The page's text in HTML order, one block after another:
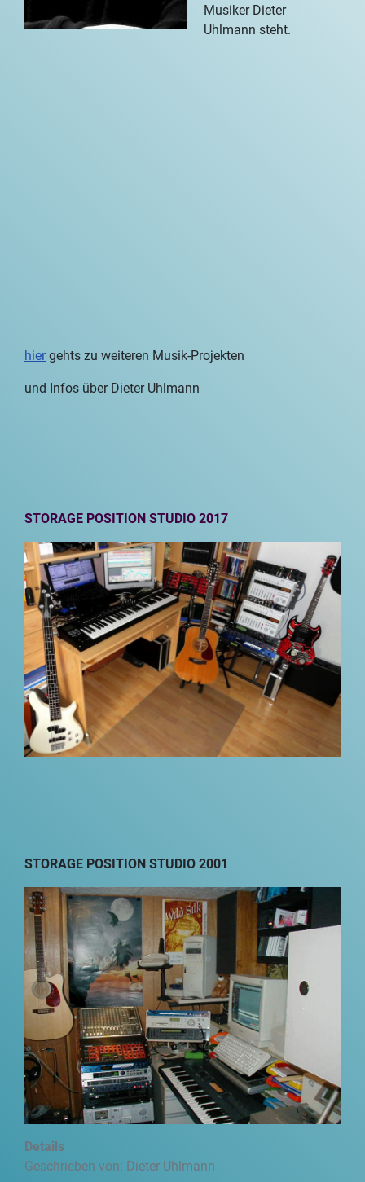
Musiker Dieter
Uhlmann steht.
hier gehts zu weiteren Musik-Projekten
und Infos über Dieter Uhlmann
STORAGE POSITION STUDIO 2017
STORAGE POSITION STUDIO 2001
Details
Geschrieben von: Dieter Uhlmann